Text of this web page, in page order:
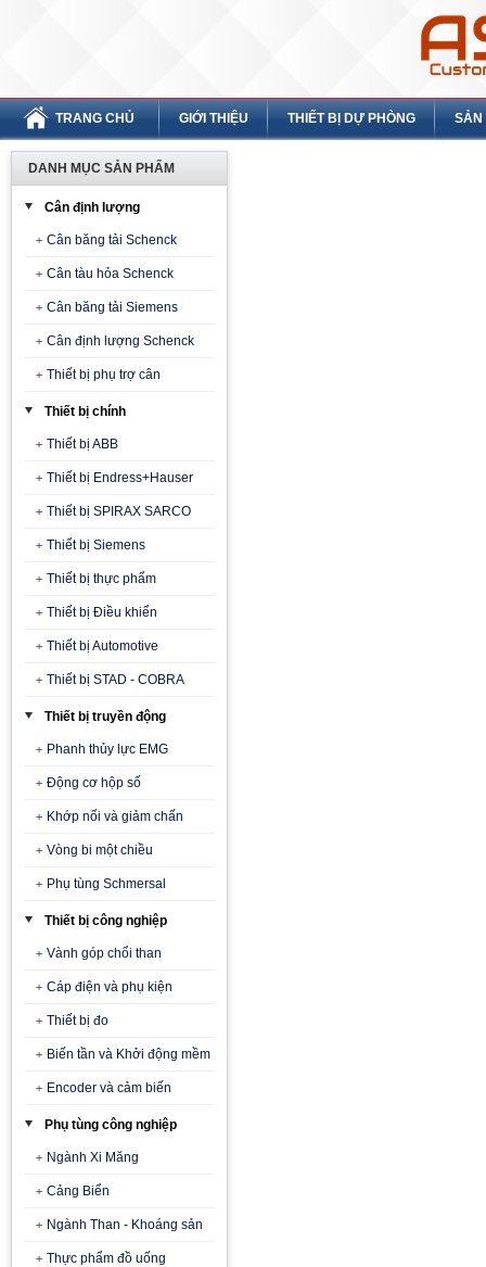
TRANG CHỦ GIỚI THIỆU THIẾT BỊ DỰ PHÒNG SẢN
DANH MỤC SẢN PHẨM
Cân định lượng
Cân băng tải Schenck
Cân tàu hỏa Schenck
Cân băng tải Siemens
Cân định lượng Schenck
Thiết bị phụ trợ cân
Thiết bị chính
Thiết bị ABB
Thiết bị Endress+Hauser
Thiết bị SPIRAX SARCO
Thiết bị Siemens
Thiết bị thực phẩm
Thiết bị Điều khiển
Thiết bị Automotive
Thiết bị STAD - COBRA
Thiết bị truyền động
Phanh thủy lực EMG
Động cơ hộp số
Khớp nối và giảm chấn
Vòng bi một chiều
Phụ tùng Schmersal
Thiết bị công nghiệp
Vành góp chổi than
Cáp điện và phụ kiện
Thiết bị đo
Biến tần và Khởi động mềm
Encoder và cảm biến
Phụ tùng công nghiệp
Ngành Xi Măng
Cảng Biển
Ngành Than - Khoáng sản
Thực phẩm đồ uống